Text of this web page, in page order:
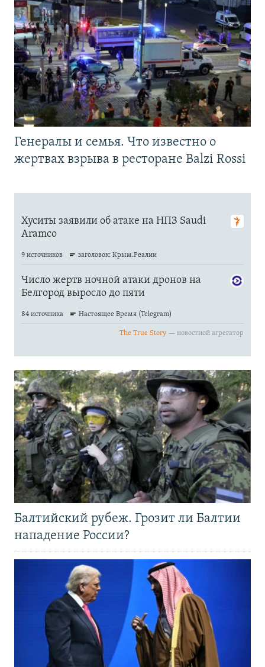
Генералы и семья. Что известно о
жертвах взрыва в ресторане Balzi Rossi
Балтийский рубеж. Грозит ли Балтии
нападение России?